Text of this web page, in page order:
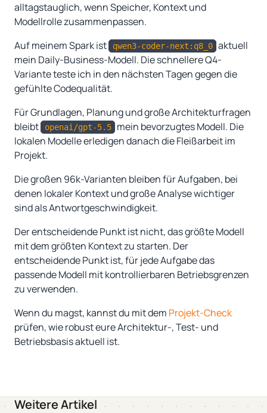
alltagstauglich, wenn Speicher, Kontext und
Modellrolle zusammenpassen.
Auf meinem Spark ist
qwen3-coder-next:q8_0 aktuell
mein Daily-Business-Modell. Die schnellere Q4-
Variante teste ich in den nächsten Tagen gegen die
gefühlte Codequalität.
Für Grundlagen, Planung und große Architekturfragen
bleibt
openai/gpt-5.5
mein bevorzugtes Modell. Die
lokalen Modelle erledigen danach die Fleißarbeit im
Projekt.
Die großen 96k-Varianten bleiben für Aufgaben, bei
denen lokaler Kontext und große Analyse wichtiger
sind als Antwortgeschwindigkeit.
Der entscheidende Punkt ist nicht, das größte Modell
mit dem größten Kontext zu starten. Der
entscheidende Punkt ist, für jede Aufgabe das
passende Modell mit kontrollierbaren Betriebsgrenzen
zu verwenden.
Wenn du magst, kannst du mit dem Projekt-Check
prüfen, wie robust eure Architektur-, Test- und
Betriebsbasis aktuell ist.
Weitere Artikel